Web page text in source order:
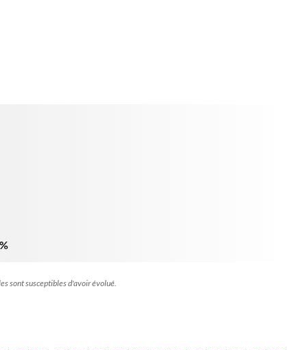
sont susceptibles d'avoir évolué.